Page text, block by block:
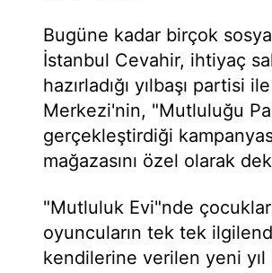
Bugüne kadar birçok
İstanbul Cevahir, ihtiyaç
hazırladığı yılbaşı partisi
Merkezi'nin, "Mutluluğu
gerçekleştirdiği
mağazasını özel olarak
"Mutluluk Evi"nde çocuklar
oyuncuların tek tek
kendilerine verilen yeni